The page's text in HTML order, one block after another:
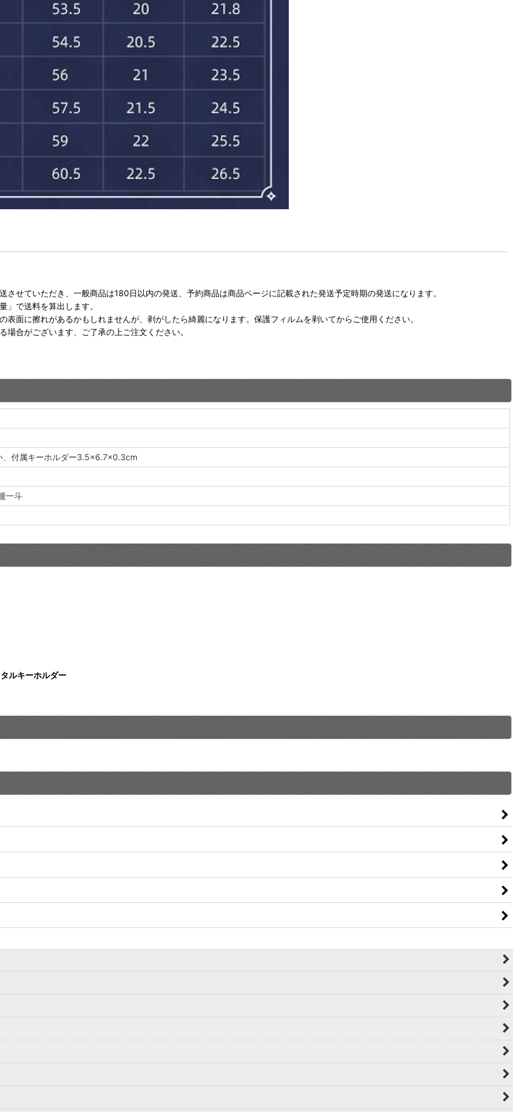
せていただき、一般商品は180日以内の発送、予約商品は商品ページに記載された発送予定時期の発送になります。
」で送料を算出します。
表面に擦れがあるかもしれませんが、剥がしたら綺麗になります。保護フィルムを剥いてからご使用ください。
合がございます、ご了承の上ご注文ください。
、付属キーホルダー3.5×6.7×0.3cm
一斗
ルキーホルダー